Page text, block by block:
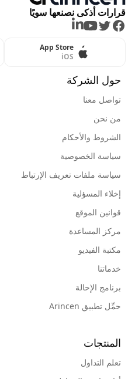
قرارات أذكى نصنعها سويًا
Facebook
Twitter
Youtube
LinkedIn
App Store
iOS
حول الشركة
تواصل معنا
من نحن
الشروط والأحكام
سياسة الخصوصية
سياسة ملفات تعريف الإرتباط
إخلاء المسؤلية
قوانين الموقع
مركز المساعدة
مكتبة الفيديو
خدماتنا
برنامج الإحالة
حمِّل تطبيق Arincen
المنتجات
تعلم التداول